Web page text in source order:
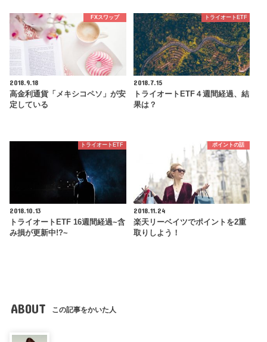
FXスワップ
2018.9.18
高金利通貨「メキシコペソ」が安
定している
トライオートETF
2018.7.15
トライオートETF４週間経過、結
果は？
トライオートETF
2018.10.13
トライオートETF 16週間経過~含
み損が更新中!?~
ポイントの話
2018.11.24
楽天リーベイツでポイントを2重
取りしよう！
ABOUT この記事をかいた人